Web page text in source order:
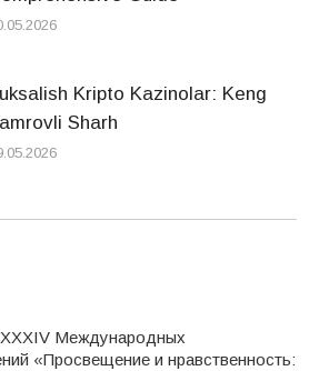
Kripto Kazinolar: Keng
Sharh
XXХIV Международных
«Просвещение и нравственность: